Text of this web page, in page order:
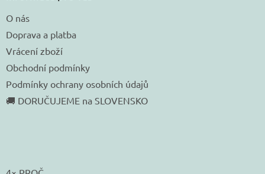
O nás
Doprava a platba
Vrácení zboží
Obchodní podmínky
Podmínky ochrany osobních údajů
🚚 DORUČUJEME na SLOVENSKO